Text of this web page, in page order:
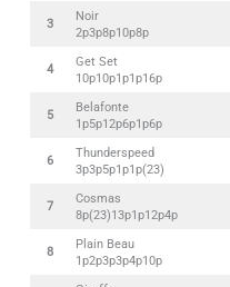
3
Noir
2p3p8p10p8p
4
Get Set
10p10p1p1p16p
5
Belafonte
1p5p12p6p1p6p
6
Thunderspeed
3p3p5p1p1p(23)
7
Cosmas
8p(23)13p1p12p4p
8
Plain Beau
1p2p3p3p4p10p